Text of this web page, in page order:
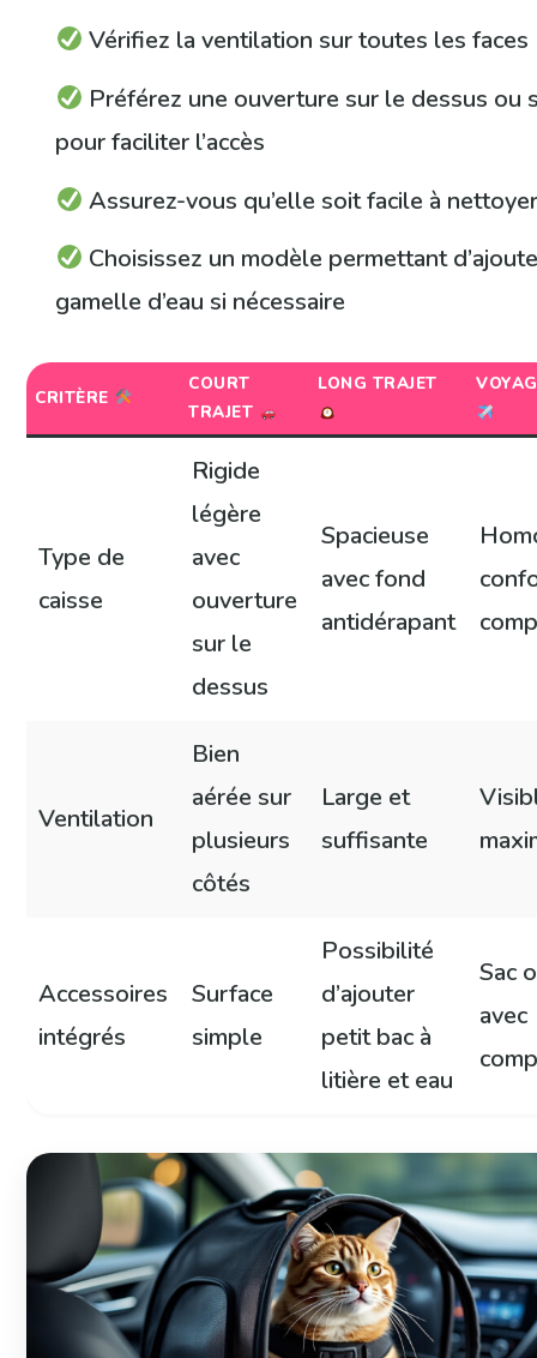
Vérifiez la ventilation sur toutes les faces
Préférez une ouverture sur le dessus ou
pour faciliter l’accès
Assurez-vous qu’elle soit facile à
Choisissez un modèle permettant
gamelle d’eau si nécessaire
CRITÈRE
COURT
TRAJET
LONG TRAJET
Type de
caisse
Rigide
légère
avec
ouverture
sur le
dessus
Spacieuse
avec fond
antidérapant
Ventilation
Bien
aérée sur
plusieurs
côtés
Large et
suffisante
Accessoires
intégrés
Surface
simple
Possibilité
d’ajouter
petit bac à
litière et eau
Sac
avec